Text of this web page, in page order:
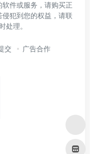
件或服务，请购买正
犯到您的权益，请联
处理。
交 广告合作